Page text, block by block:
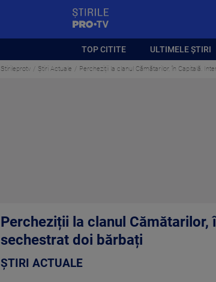
TOP CITITE ULTIMELE ȘTIRI
Stirileprotv Știri Actuale Percheziții la clanul Cămătarilor, în Capitală.
Percheziții la clanul
sechestrat doi bărbați
ȘTIRI ACTUALE